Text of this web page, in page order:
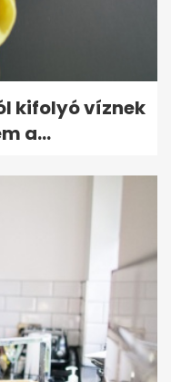
kifolyó víznek
a...